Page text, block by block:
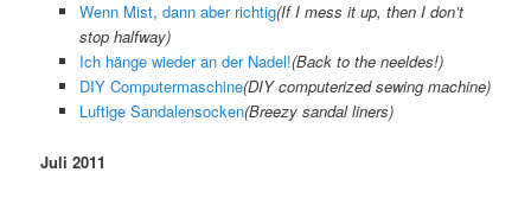
Wenn Mist, dann aber richtig(If I mess it up, then I don’t
stop halfway)
Ich hänge wieder an der Nadel!(Back to the neeldes!)
DIY Computermaschine(DIY computerized sewing machine)
Luftige Sandalensocken(Breezy sandal liners)
Juli 2011